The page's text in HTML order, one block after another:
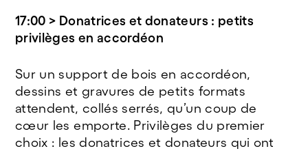
17:00 > Donatrices et donateurs : petits
privilèges en accordéon
Sur un support de bois en accordéon,
dessins et gravures de petits formats
attendent, collés serrés, qu’un coup de
cœur les emporte. Privilèges du premier
choix : les donatrices et donateurs qui ont